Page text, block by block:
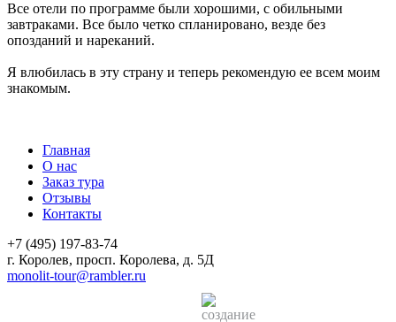
Все отели по программе были хорошими, с обильными
завтраками. Все было четко спланировано, везде без
опозданий и нареканий.
Я влюбилась в эту страну и теперь рекомендую ее всем моим
знакомым.
Главная
О нас
Заказ тура
Отзывы
Контакты
+7 (495) 197-83-74
г. Королев, просп. Королева, д. 5Д
monolit-tour@rambler.ru